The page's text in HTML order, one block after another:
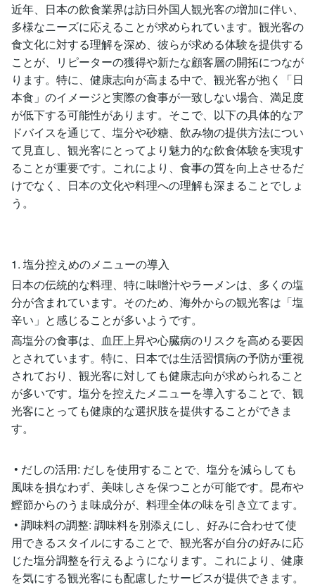
近年、日本の飲食業界は訪日外国人観光客の増加に伴い、
多様なニーズに応えることが求められています。観光客の
食文化に対する理解を深め、彼らが求める体験を提供する
ことが、リピーターの獲得や新たな顧客層の開拓につなが
ります。特に、健康志向が高まる中で、観光客が抱く「日
本食」のイメージと実際の食事が一致しない場合、満足度
が低下する可能性があります。そこで、以下の具体的なア
ドバイスを通じて、塩分や砂糖、飲み物の提供方法につい
て見直し、観光客にとってより魅力的な飲食体験を実現す
ることが重要です。これにより、食事の質を向上させるだ
けでなく、日本の文化や料理への理解も深まることでしょ
う。
1. 塩分控えめのメニューの導入
日本の伝統的な料理、特に味噌汁やラーメンは、多くの塩
分が含まれています。そのため、海外からの観光客は「塩
辛い」と感じることが多いようです。
高塩分の食事は、血圧上昇や心臓病のリスクを高める要因
とされています。特に、日本では生活習慣病の予防が重視
されており、観光客に対しても健康志向が求められること
が多いです。塩分を控えたメニューを導入することで、観
光客にとっても健康的な選択肢を提供することができま
す。
• だしの活用: だしを使用することで、塩分を減らしても
風味を損なわず、美味しさを保つことが可能です。昆布や
鰹節からのうま味成分が、料理全体の味を引き立てます。
• 調味料の調整: 調味料を別添えにし、好みに合わせて使
用できるスタイルにすることで、観光客が自分の好みに応
じた塩分調整を行えるようになります。これにより、健康
を気にする観光客にも配慮したサービスが提供できます。